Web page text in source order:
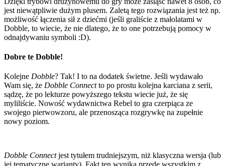
jest niewątpliwie dużym plusem. Zaletą tego rozwiązania jest też np.
możliwość łączenia sił z dziećmi (jeśli graliście z małolatami w
Dobble, to wiecie, że nie dlatego, że to one potrzebują pomocy w
odnajdywaniu symboli :D).
Dobre te Dobble!
Kolejne Dobble? Tak! I to na dodatek świetne. Jeśli wydawało
Wam się, że Dobble Connectto po prostu kolejna karciana z serii,
sądzę, że po lekturze powyższego tekstu wiecie już, że się
myliliście. Nowość wydawnictwa Rebel to gra czerpiąca ze
swojego pierwowzoru, ale przenosząca rozgrywkę na zupełnie
nowy poziom.
Dobble Connectjest tytułem trudniejszym, niż klasyczna wersja (lub